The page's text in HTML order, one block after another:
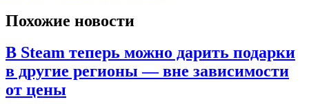
Похожие новости
В Steam теперь можно дарить подарки
в другие регионы — вне зависимости
от цены